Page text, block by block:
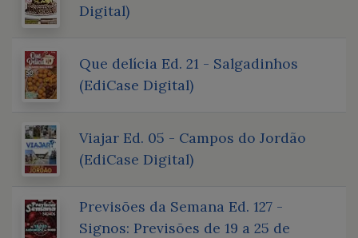
Digital)
Que delícia Ed. 21 - Salgadinhos
(EdiCase Digital)
Viajar Ed. 05 - Campos do Jordão
(EdiCase Digital)
Previsões da Semana Ed. 127 -
Signos: Previsões de 19 a 25 de